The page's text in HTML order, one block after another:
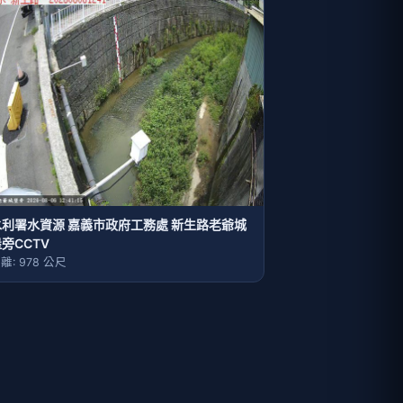
署水資源 嘉義市政府工務處 新生路老爺城
CCTV
: 978 公尺